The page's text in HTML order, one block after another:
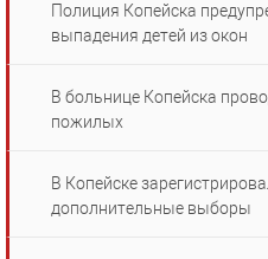
Полиция Копейска
выпадения детей из окон
В больнице Копейска
пожилых
В Копейске
дополнительные выборы